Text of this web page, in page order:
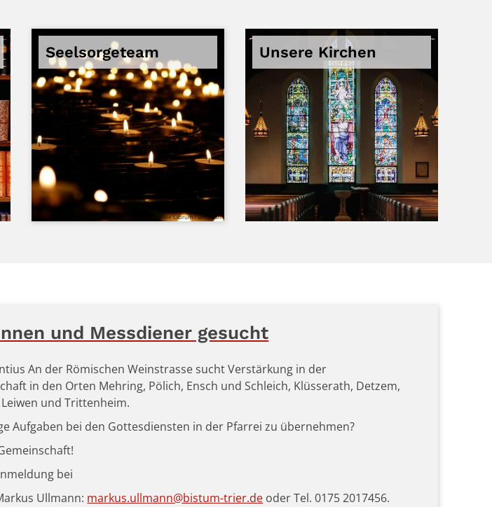
Seelsorgeteam
© Mike Labrum / unsplash
Unsere Kirchen
und Messdiener gesucht
An der Römischen Weinstrasse sucht Verstärkung in der
in den Orten Mehring, Pölich, Ensch und Schleich, Klüsserath, Detzem,
und Trittenheim.
Aufgaben bei den Gottesdiensten in der Pfarrei zu übernehmen?
bei
Ullmann: markus.ullmann@bistum-trier.de oder Tel. 0175 2017456.